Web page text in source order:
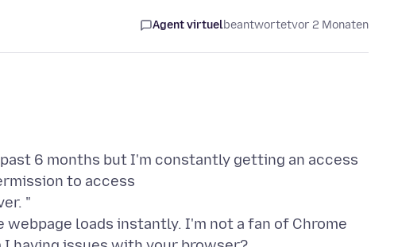
Agent virtuelbeantwortetvor 2 Monaten
6 months but I'm constantly getting an access
to access
"
loads instantly. I'm not a fan of Chrome